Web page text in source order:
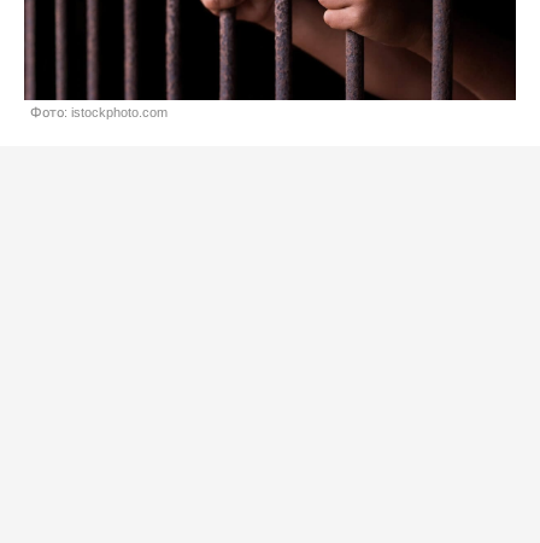
Фото: istockphoto.com